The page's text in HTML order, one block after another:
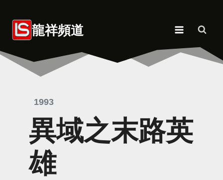
content 龍祥頻道
1993
異域之末路英
雄